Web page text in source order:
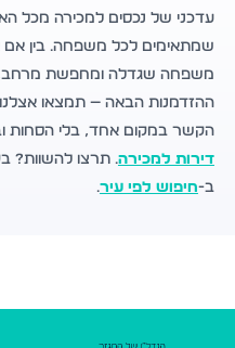
עדכני של נכסים למכירה מכל
שמתאימים לכל משפחה. בין אם
משפחה שגדלה ומחפשת
ההזדמנות הבאה — תמצאו
הקשר במקום אחד, בלי הסחות
דירות למכירה. תרצו להשוות?
ב-חיפוש לפי עיר.